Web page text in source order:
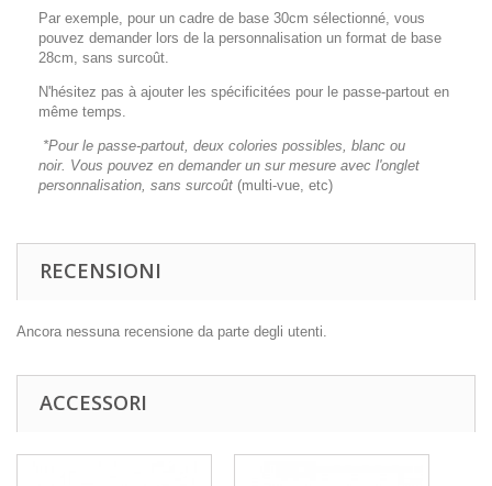
Par exemple, pour un cadre de base 30cm sélectionné, vous
pouvez demander lors de la personnalisation un format de base
28cm, sans surcoût.
N'hésitez pas à ajouter les spécificitées pour le passe-partout en
même temps.
*Pour le passe-partout, deux colories possibles, blanc ou
noir. Vous pouvez en demander un sur mesure avec l'onglet
personnalisation, sans surcoût (multi-vue, etc)
RECENSIONI
Ancora nessuna recensione da parte degli utenti.
ACCESSORI